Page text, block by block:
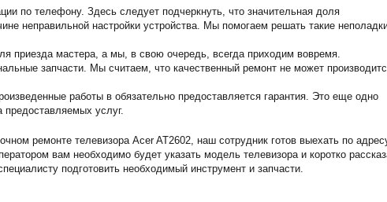
по телефону. Здесь следует подчеркнуть, что значительная доля
неправильной настройки устройства. Мы помогаем решать такие
приезда мастера, а мы, в свою очередь, всегда приходим вовремя.
запчасти. Мы считаем, что качественный ремонт не может
работы в обязательно предоставляется гарантия. Это еще одно
предоставляемых услуг.
ремонте телевизора Acer AT2602, наш сотрудник готов выехать по
вам необходимо будет указать модель телевизора и коротко
подготовить необходимый инструмент и запчасти.